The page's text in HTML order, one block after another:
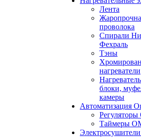
Лента
проволока
Спирали
Фехраль
Тэны
нагреватели
блоки,
камеры
Автоматизация
Таймеры